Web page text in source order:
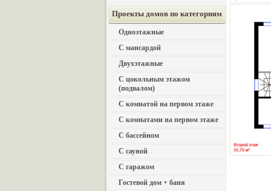
Проекты домов по категориям
Одноэтажные
С мансардой
Двухэтажные
С цокольным этажом
(подвалом)
С комнатой на первом этаже
С комнатами на первом этаже
С бассейном
С сауной
С гаражом
Гостевой дом + баня